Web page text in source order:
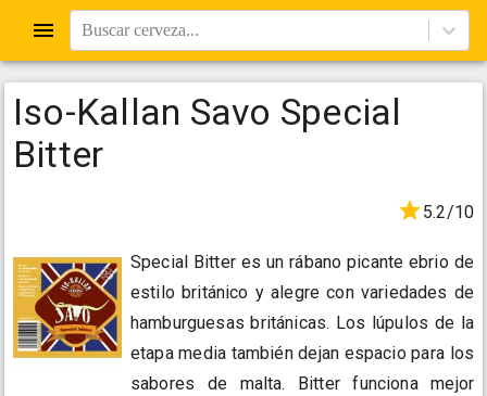
Buscar cerveza...
Iso-Kallan Savo Special
Bitter
5.2/10
Special Bitter es un rábano picante ebrio de
estilo británico y alegre con variedades de
hamburguesas británicas. Los lúpulos de la
etapa media también dejan espacio para los
sabores de malta. Bitter funciona mejor